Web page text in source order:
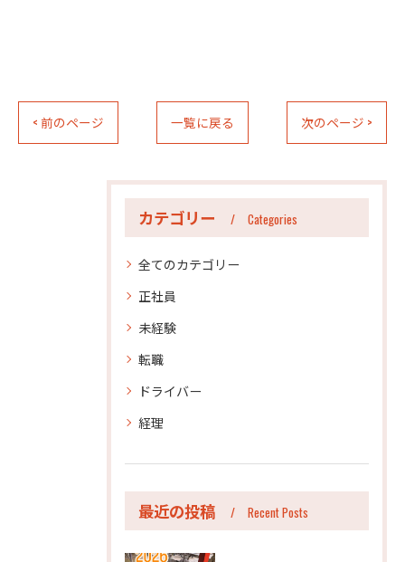
< 前のページ 一覧に戻る 次のページ >
カテゴリー Categories
全てのカテゴリー
正社員
未経験
転職
ドライバー
経理
最近の投稿 Recent Posts